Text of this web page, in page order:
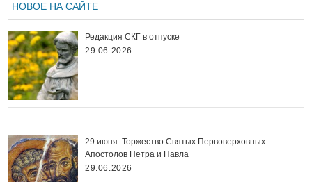
НОВОЕ НА САЙТЕ
Редакция СКГ в отпуске
29.06.2026
29 июня. Торжество Святых Первоверховных
Апостолов Петра и Павла
29.06.2026